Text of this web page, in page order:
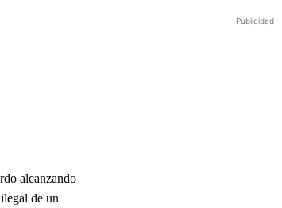
alcanzando
de un
Publicidad